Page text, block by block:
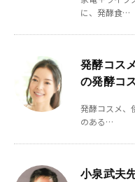
に、発酵食…
発酵コス
の発酵コ
発酵コスメ、
のある…
小泉武夫